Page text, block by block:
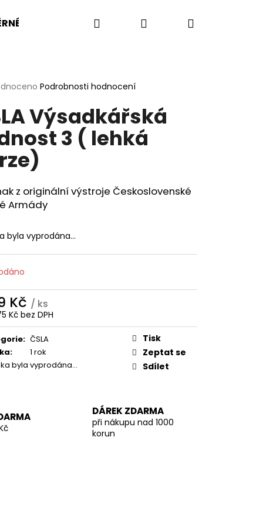
VELIKOSTI BW BA US ARMY
Hledat PřihlášeníNákupní
Podrobnosti hodnocení
Výsadkářská
3 ( lehká
z originální výstroje Československé
Armády
byla vyprodána…
Kč / ks
Kč bez DPH
: ČSLA
:
1 rok
byla vyprodána…
Tisk
Zeptat se
Sdílet
DÁREK ZDARMA
při nákupu nad 1000
korun
UBACS VZOR 95